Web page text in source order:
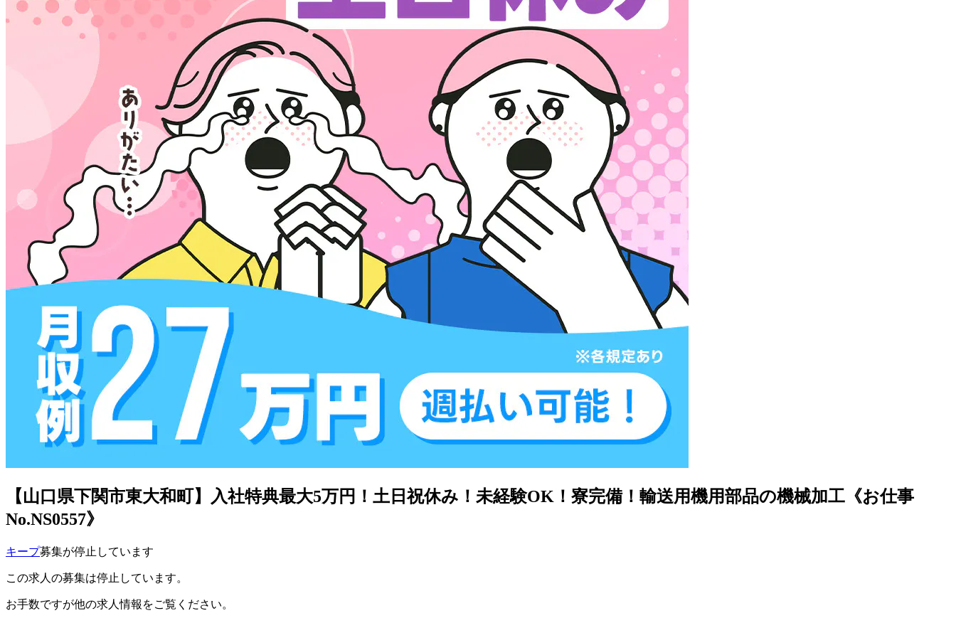
【山口県下関市東大和町】入社特典最大5万円！土日祝休み！未経験OK！寮完備！輸送用機用部品の機械加工《お仕事
No.NS0557》
キープ募集が停止しています
この求人の募集は停止しています。
お手数ですが他の求人情報をご覧ください。